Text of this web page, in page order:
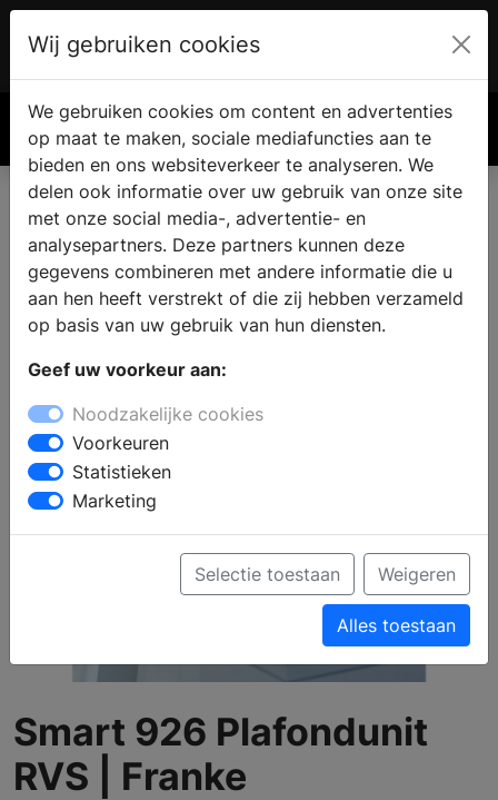
€ 0.00
Smart 926 Plafondunit
RVS | Franke
Wij gebruiken cookies
We gebruiken cookies om content en advertenties
op maat te maken, sociale mediafuncties aan te
bieden en ons websiteverkeer te analyseren. We
delen ook informatie over uw gebruik van onze site
met onze social media-, advertentie- en
analysepartners. Deze partners kunnen deze
gegevens combineren met andere informatie die u
aan hen heeft verstrekt of die zij hebben verzameld
op basis van uw gebruik van hun diensten.
Geef uw voorkeur aan:
Noodzakelijke cookies
Voorkeuren
Statistieken
Marketing
Selectie toestaan Weigeren
Alles toestaan